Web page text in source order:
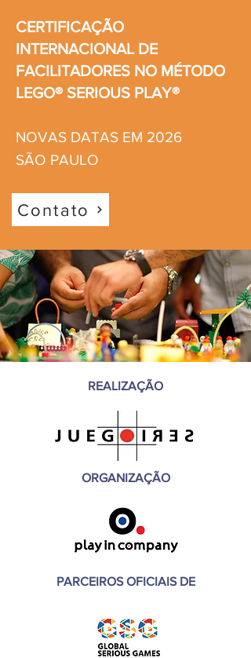
CERTIFICAÇÃO
INTERNACIONAL DE
FACILITADORES NO MÉTODO
LEGO® SERIOUS PLAY®
NOVAS DATAS EM 2026
SÃO PAULO
Contato
REALIZAÇÃO
ORGANIZAÇÃO
PARCEIROS OFICIAIS DE